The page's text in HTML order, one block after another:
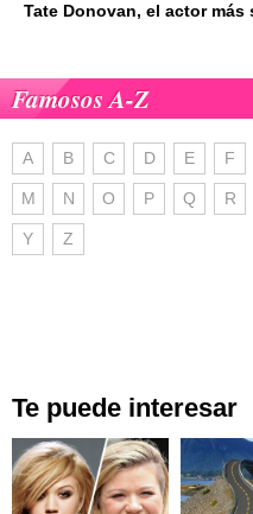
Tate Donovan, el actor más
Famosos A-Z
A B C D E F
M N O P Q R
Y Z
Te puede interesar